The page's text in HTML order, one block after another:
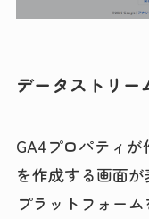
データストリー
GA4プロパティ
を作成する画面が
プラットフォー